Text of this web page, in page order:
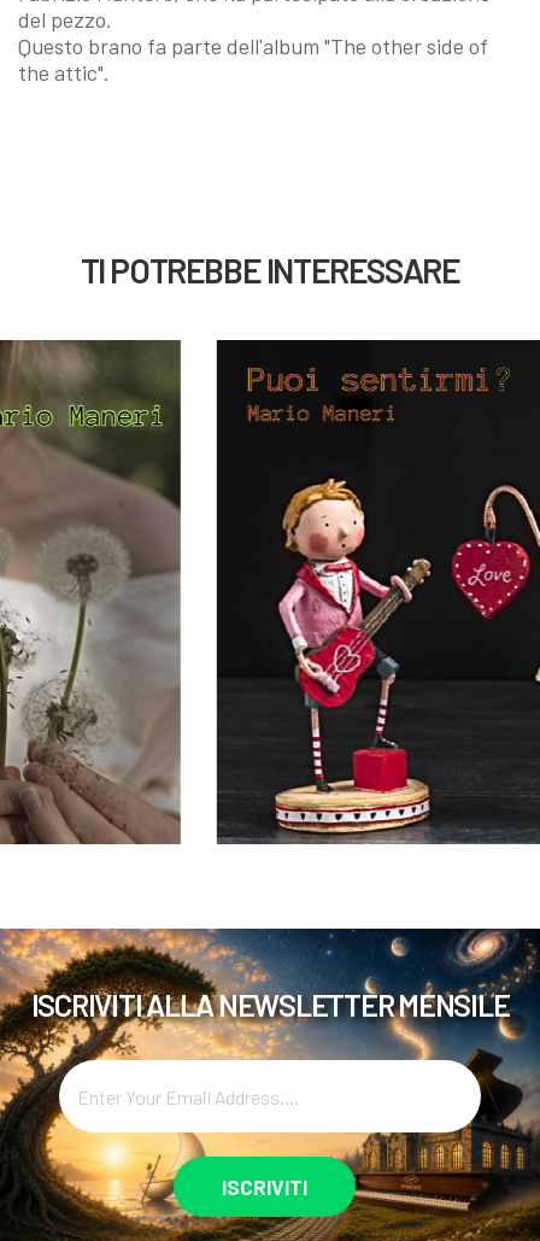
del pezzo.
Questo brano fa parte dell'album "The other side of
the attic".
TI POTREBBE INTERESSARE
ISCRIVITI ALLA NEWSLETTER MENSILE
ISCRIVITI